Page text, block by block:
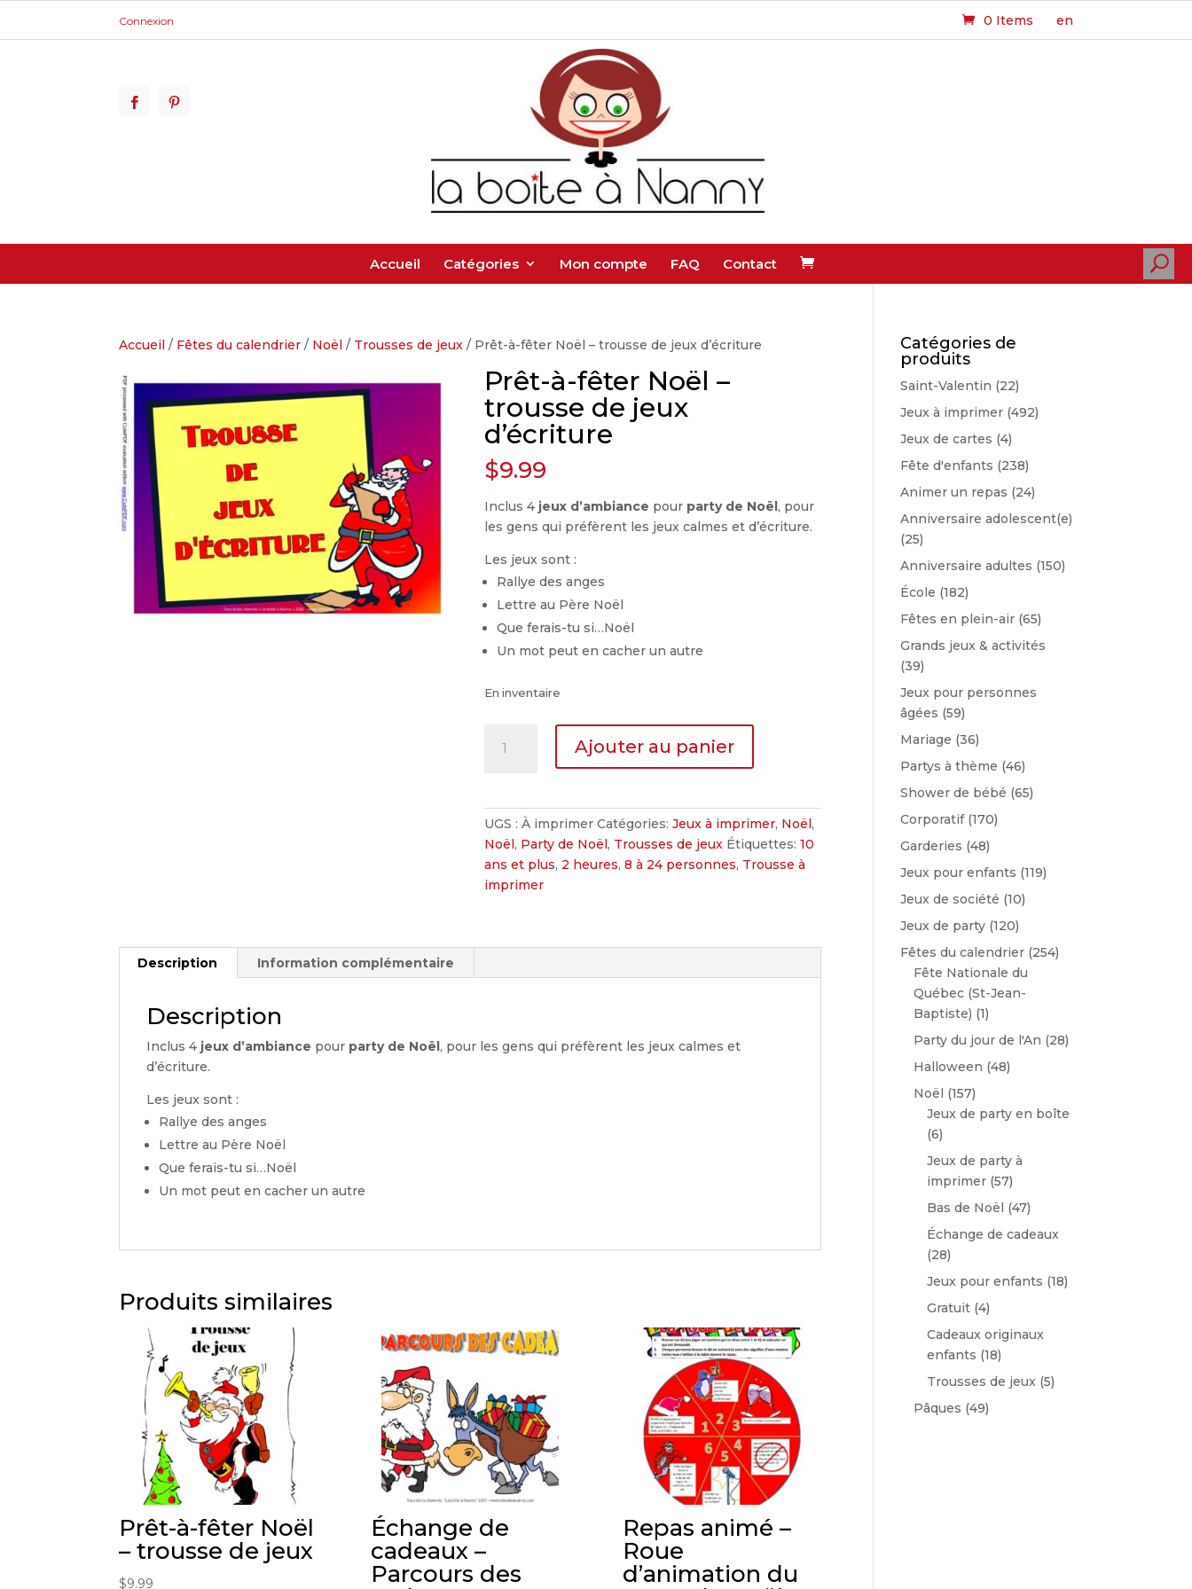
Connexion 0 Items en
Accueil Catégories Mon compte FAQ Contact U
Accueil / Fêtes du calendrier / Noël / Trousses de jeux / Prêt-à-fêter Noël – trousse de jeux d’écriture
Prêt-à-fêter Noël –
trousse de jeux
d’écriture
$9.99
Inclus 4 jeux d’ambiance pour party de Noël, pour
les gens qui préfèrent les jeux calmes et d’écriture.
Les jeux sont :
Rallye des anges
Lettre au Père Noël
Que ferais-tu si…Noël
Un mot peut en cacher un autre
En inventaire
Noël
trousse
Ajouter au panier
UGS :À imprimer Catégories:Jeux à imprimer, Noël,
Noël, Party de Noël, Trousses de jeux Étiquettes:10
ans et plus, 2 heures,8 à 24 personnes, Trousse à
imprimer
Description Information complémentaire
Description
Inclus 4 jeux d’ambiance pour party de Noël, pour les gens qui préfèrent les jeux calmes et
d’écriture.
Les jeux sont :
Rallye des anges
Lettre au Père Noël
Que ferais-tu si…Noël
Un mot peut en cacher un autre
Produits similaires
Prêt-à-fêter Noël
– trousse de jeux
$9.99
Échange de
cadeaux –
Parcours des
Repas animé –
Roue
d’animation du
Catégories de
produits
Saint-Valentin (22)
Jeux à imprimer (492)
Jeux de cartes (4)
Fête d'enfants (238)
Animer un repas (24)
Anniversaire adolescent(e)
(25)
Anniversaire adultes (150)
École (182)
Fêtes en plein-air (65)
Grands jeux & activités
(39)
Jeux pour personnes
âgées (59)
Mariage (36)
Partys à thème (46)
Shower de bébé (65)
Corporatif (170)
Garderies (48)
Jeux pour enfants (119)
Jeux de société (10)
Jeux de party (120)
Fêtes du calendrier (254)
Fête Nationale du
Québec (St-Jean-
Baptiste) (1)
Party du jour de l'An (28)
Halloween (48)
Noël (157)
Jeux de party en boîte
(6)
Jeux de party à
imprimer (57)
Bas de Noël (47)
Échange de cadeaux
(28)
Jeux pour enfants (18)
Gratuit (4)
Cadeaux originaux
enfants (18)
Trousses de jeux (5)
Pâques (49)